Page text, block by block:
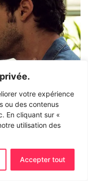
votre expérience
ou des contenus
En cliquant sur «
utilisation des
Accepter tout